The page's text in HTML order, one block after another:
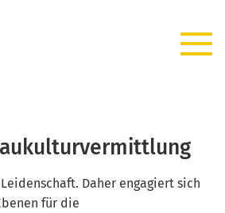
Daher engagiert sich
für die